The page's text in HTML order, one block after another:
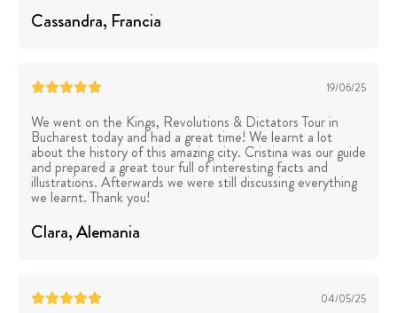
Cassandra, Francia
19/06/25
We went on the Kings, Revolutions & Dictators Tour in
Bucharest today and had a great time! We learnt a lot
about the history of this amazing city. Cristina was our guide
and prepared a great tour full of interesting facts and
illustrations. Afterwards we were still discussing everything
we learnt. Thank you!
Clara, Alemania
04/05/25